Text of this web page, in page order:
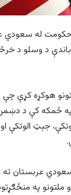
حکومت له
د وسلو د
هوکړه کړې
په ځمکه کې د
جېټ الوتکې
سعودي عربستان
کې د ملګرو ملتونو په